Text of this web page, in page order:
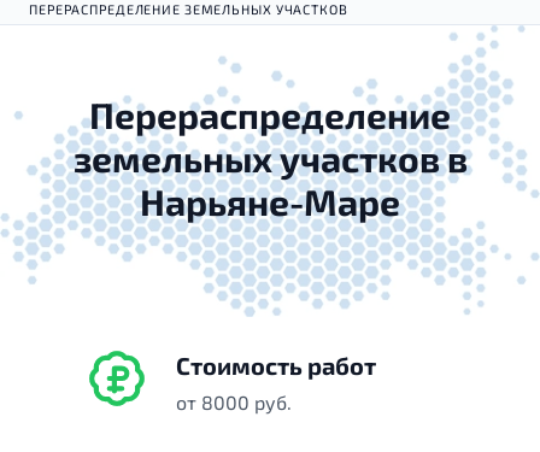
ПЕРЕРАСПРЕДЕЛЕНИЕ ЗЕМЕЛЬНЫХ УЧАСТКОВ
Перераспределение
земельных участков в
Нарьяне-Маре
Стоимость работ
от 8000 руб.